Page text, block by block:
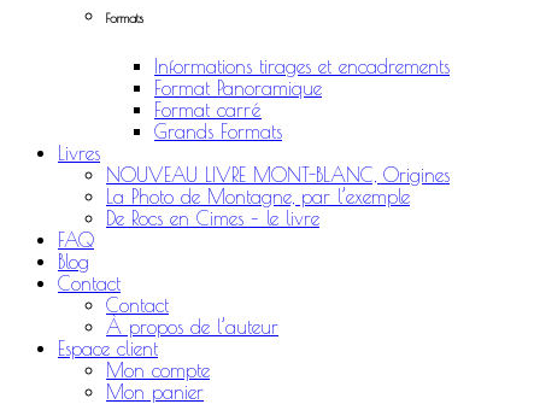
Formats
Informations tirages et encadrements
Format Panoramique
Format carré
Grands Formats
Livres
NOUVEAU LIVRE MONT-BLANC, Origines
La Photo de Montagne, par l’exemple
De Rocs en Cimes – le livre
FAQ
Blog
Contact
Contact
À propos de l’auteur
Espace client
Mon compte
Mon panier